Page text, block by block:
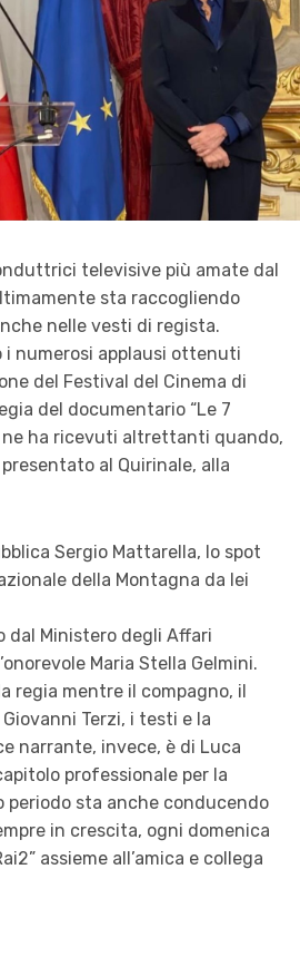
televisive più amate dal
sta raccogliendo
nelle vesti di regista.
i numerosi applausi ottenuti
del Festival del Cinema di
del documentario “Le 7
ne ha ricevuti altrettanti quando,
al Quirinale, alla
Sergio Mattarella, lo spot
della Montagna da lei
dal Ministero degli Affari
Maria Stella Gelmini.
regia mentre il compagno, il
Terzi, i testi e la
narrante, invece, è di Luca
professionale per la
periodo sta anche conducendo
in crescita, ogni domenica
assieme all’amica e collega